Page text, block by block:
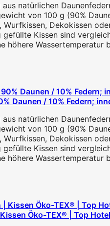
natürlichen
von 100 g (90%
Dekokissen
Kissen sind
höhere Wassertemperatur
Daunen / 10% Federn;
natürlichen
von 100 g (90%
Dekokissen
Kissen sind
höhere Wassertemperatur
Öko-TEX® | Top